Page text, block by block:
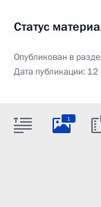
Статус
Опубликован в
Дата публикации: 12
1